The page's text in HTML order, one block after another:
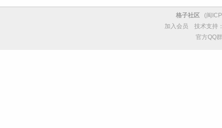
格子社区 (闽
加入会员
技术支持
官方QQ